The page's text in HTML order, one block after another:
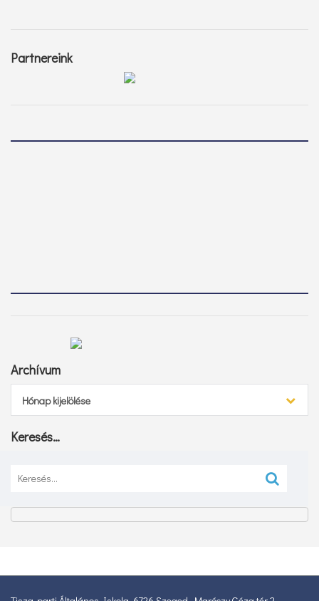
Partnereink
Archívum
Hónap kijelölése
Keresés…